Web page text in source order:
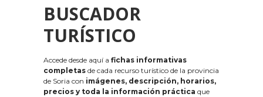
BUSCADOR
TURÍSTICO
Accede desde aquí a fichas informativas
completas de cada recurso turístico de la provincia
de Soria con imágenes, descripción, horarios,
precios y toda la información práctica que